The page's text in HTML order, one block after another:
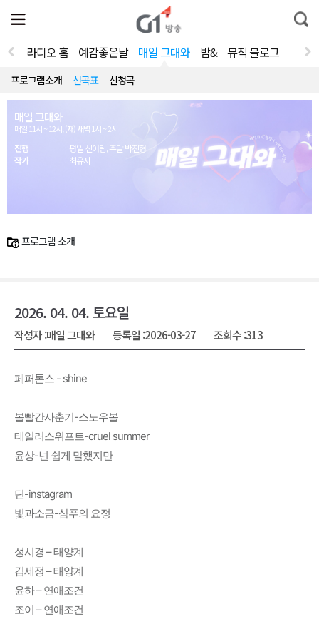
전
체
뉴
열
통
합
라디오 홈 예감좋은날 매일 그대와 밤& 뮤직 블로그
프로그램소개 선곡표 신청곡
매일 그대와
매일 11시 ~ 12시, (재) 새벽 1시 ~ 2시
진행
평일 신아림, 주말 박진형
작가
최유지
프로그램 소개
2026. 04. 04. 토요일
작성자 :매일 그대와 등록일 :2026-03-27 조회수 :313
페퍼톤스 - shine
볼빨간사춘기-스노우볼
테일러스위프트-cruel summer
윤상-넌 쉽게 말했지만
딘-instagram
빛과소금-샴푸의 요정
성시경 – 태양계
김세정 – 태양계
윤하 – 연애조건
조이 – 연애조건